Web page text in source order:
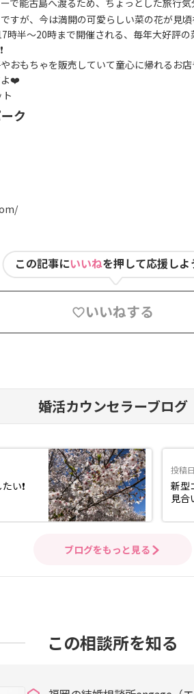
で能古島へ渡るため、ちょっとした旅行
すが、今は満開の可愛らしい菜の花が見頃
時半〜20時まで開催される、毎年大好評
おもちゃを販売していて童心に帰れるお店
よ❤️
ク
この記事にいいねを押して応援しよ
いいねする
婚活カウンセラーブログ
い❗️
投稿
新型
見合
ブログをもっと見る
この相談所を知る